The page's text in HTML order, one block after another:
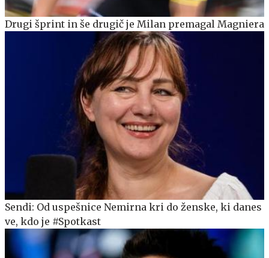
Drugi šprint in še drugič je Milan premagal Magniera
Sendi: Od uspešnice Nemirna kri do ženske, ki danes
ve, kdo je #Spotkast